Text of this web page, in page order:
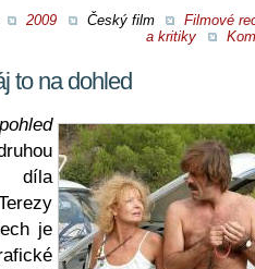
2009 Český film
Filmové
a kritiky
to na dohled
díla
je